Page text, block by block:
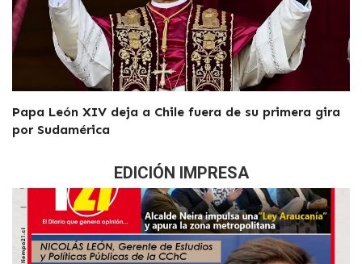
Papa León XIV deja a Chile fuera de su primera gira
por Sudamérica
EDICIÓN IMPRESA